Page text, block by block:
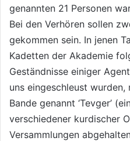
genannten 21 Personen
Bei den Verhören sollen
gekommen sein. In jenen
Kadetten der Akademie
Geständnisse einiger
uns eingeschleust
Bande genannt ‘Tevger’
verschiedener kurdischer
Versammlungen